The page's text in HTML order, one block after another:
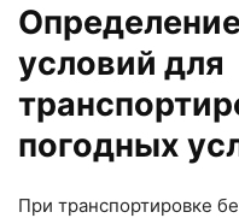
условий для
погодных
При транспортировке